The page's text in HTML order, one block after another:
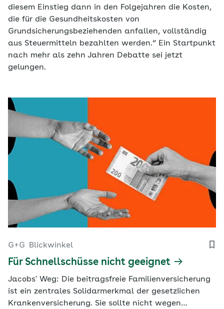
diesem Einstieg dann in den Folgejahren die Kosten,
die für die Gesundheitskosten von
Grundsicherungsbeziehenden anfallen, vollständig
aus Steuermitteln bezahlten werden.“ Ein Startpunkt
nach mehr als zehn Jahren Debatte sei jetzt
gelungen.
G+G Blickwinkel
Für Schnellschüsse nicht geeignet
Jacobs' Weg: Die beitragsfreie Familienversicherung
ist ein zentrales Solidarmerkmal der gesetzIichen
Krankenversicherung. Sie sollte nicht wegen